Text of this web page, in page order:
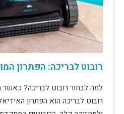
רובוט לבריכה: הפתרון
למה לבחור רובוט לבריכה? כאשר
רובוט לבריכה הוא הפתרון